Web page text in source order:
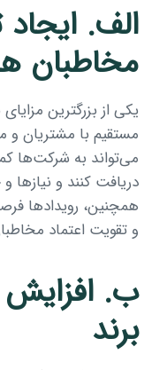
الف.
مخاطبان
یکی از بزرگترین مزایای
مستقیم با مشتریان
می‌تواند به شرکت‌ها
دریافت کنند و نیازها
همچنین، رویدادها
و تقویت اعتماد
ب. افزایش
برند